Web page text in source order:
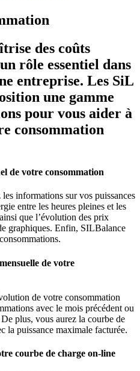
des coûts
rôle essentiel dans
entreprise. Les SiL
une gamme
pour vous aider à
consommation
de votre consommation
informations sur vos puissances
entre les heures pleines et les
que l’évolution des prix
graphiques. Enfin, SILBalance
de votre
de votre consommation
avec le mois précédent ou
plus, vous aurez la courbe de
la puissance maximale facturée.
courbe de charge on-line